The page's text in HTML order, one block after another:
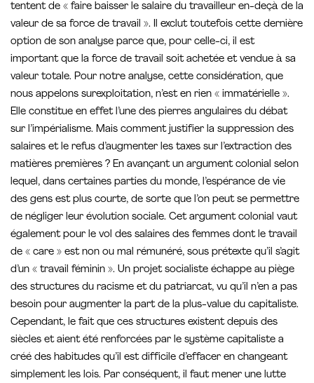
tentent de « faire baisser le salaire du travailleur en-deçà de la
valeur de sa force de travail ». Il exclut toutefois cette dernière
option de son analyse parce que, pour celle-ci, il est
important que la force de travail soit achetée et vendue à sa
valeur totale. Pour notre analyse, cette considération, que
nous appelons surexploitation, n’est en rien « immatérielle ».
Elle constitue en effet l’une des pierres angulaires du débat
sur l’impérialisme. Mais comment justifier la suppression des
salaires et le refus d’augmenter les taxes sur l’extraction des
matières premières ? En avançant un argument colonial selon
lequel, dans certaines parties du monde, l’espérance de vie
des gens est plus courte, de sorte que l’on peut se permettre
de négliger leur évolution sociale. Cet argument colonial vaut
également pour le vol des salaires des femmes dont le travail
de « care » est non ou mal rémunéré, sous prétexte qu’il s’agit
d’un « travail féminin ». Un projet socialiste échappe au piège
des structures du racisme et du patriarcat, vu qu’il n’en a pas
besoin pour augmenter la part de la plus-value du capitaliste.
Cependant, le fait que ces structures existent depuis des
siècles et aient été renforcées par le système capitaliste a
créé des habitudes qu’il est difficile d’effacer en changeant
simplement les lois. Par conséquent, il faut mener une lutte